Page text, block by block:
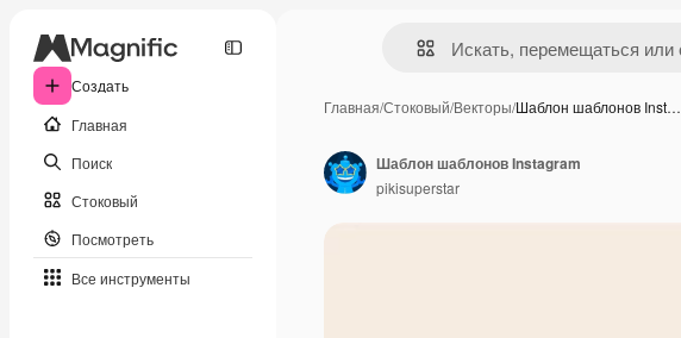
Создать
Главная
Поиск
Стоковый
Посмотреть
Все инструменты
Главная/Стоковый/Векторы/Шаблон шаблонов Inst…
Шаблон шаблонов Instagram
pikisuperstar